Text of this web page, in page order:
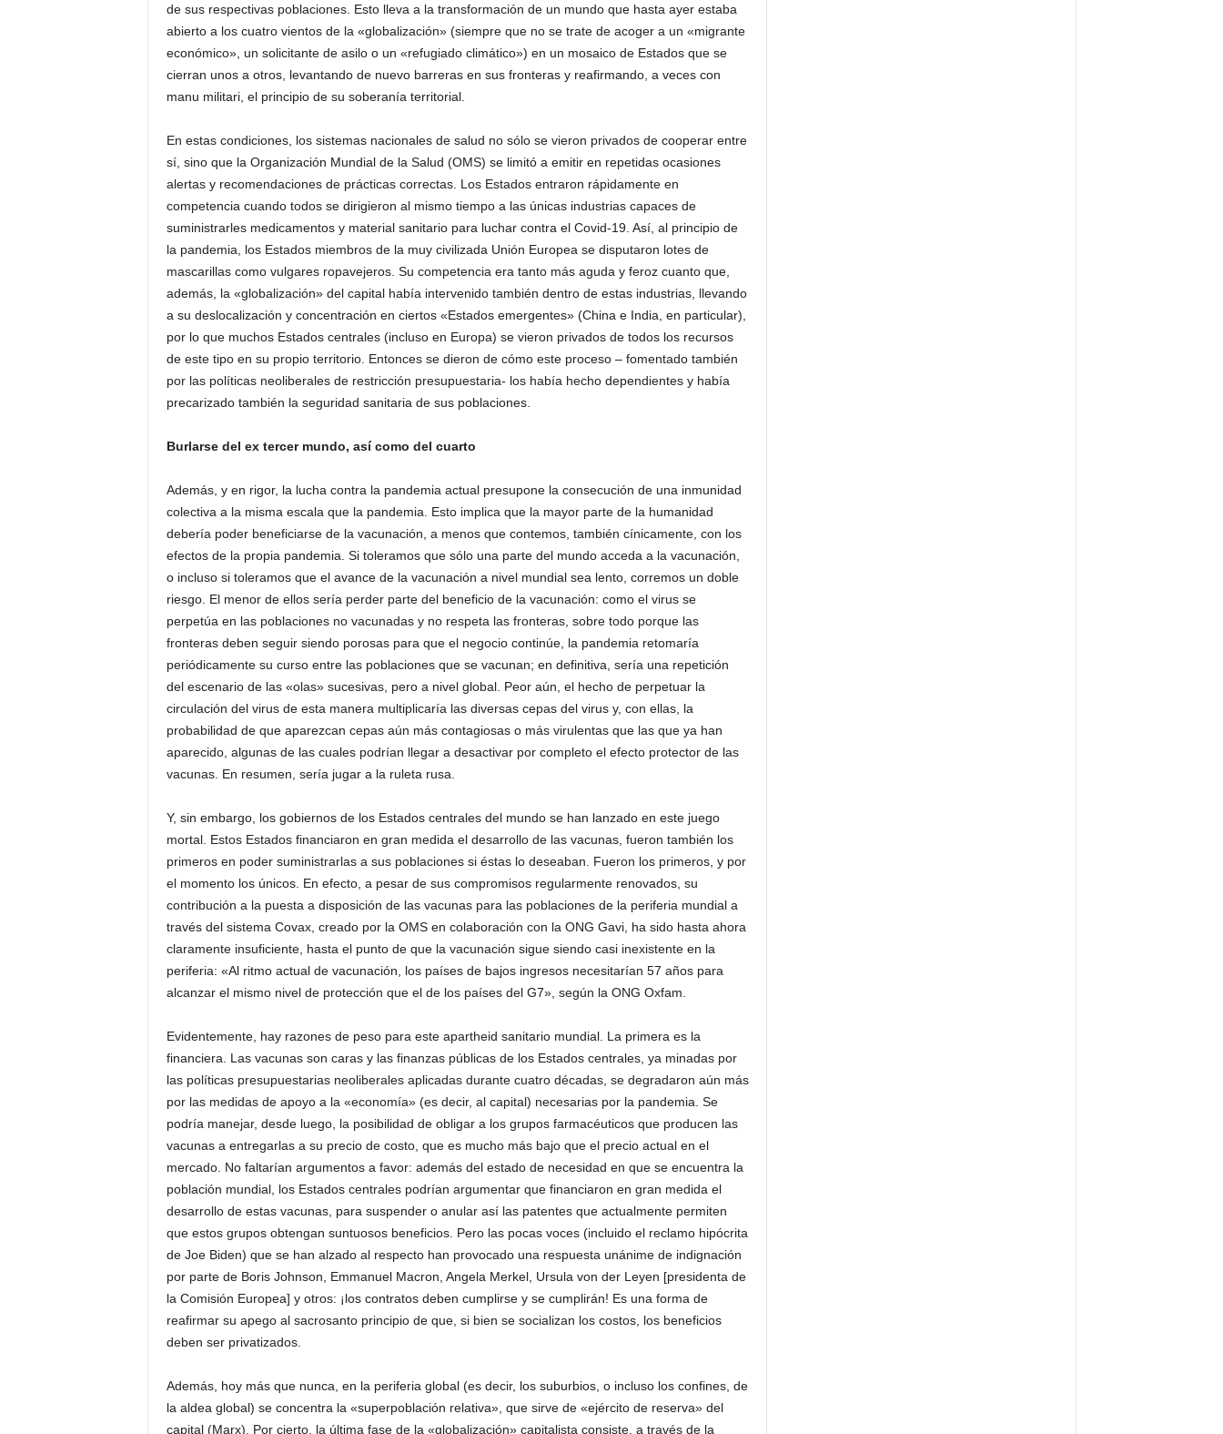
de sus respectivas poblaciones. Esto lleva a la transformación de un mundo que hasta ayer estaba
abierto a los cuatro vientos de la «globalización» (siempre que no se trate de acoger a un «migrante
económico», un solicitante de asilo o un «refugiado climático») en un mosaico de Estados que se
cierran unos a otros, levantando de nuevo barreras en sus fronteras y reafirmando, a veces con
manu militari, el principio de su soberanía territorial.
En estas condiciones, los sistemas nacionales de salud no sólo se vieron privados de cooperar entre
sí, sino que la Organización Mundial de la Salud (OMS) se limitó a emitir en repetidas ocasiones
alertas y recomendaciones de prácticas correctas. Los Estados entraron rápidamente en
competencia cuando todos se dirigieron al mismo tiempo a las únicas industrias capaces de
suministrarles medicamentos y material sanitario para luchar contra el Covid-19. Así, al principio de
la pandemia, los Estados miembros de la muy civilizada Unión Europea se disputaron lotes de
mascarillas como vulgares ropavejeros. Su competencia era tanto más aguda y feroz cuanto que,
además, la «globalización» del capital había intervenido también dentro de estas industrias, llevando
a su deslocalización y concentración en ciertos «Estados emergentes» (China e India, en particular),
por lo que muchos Estados centrales (incluso en Europa) se vieron privados de todos los recursos
de este tipo en su propio territorio. Entonces se dieron de cómo este proceso – fomentado también
por las políticas neoliberales de restricción presupuestaria- los había hecho dependientes y había
precarizado también la seguridad sanitaria de sus poblaciones.
Burlarse del ex tercer mundo, así como del cuarto
Además, y en rigor, la lucha contra la pandemia actual presupone la consecución de una inmunidad
colectiva a la misma escala que la pandemia. Esto implica que la mayor parte de la humanidad
debería poder beneficiarse de la vacunación, a menos que contemos, también cínicamente, con los
efectos de la propia pandemia. Si toleramos que sólo una parte del mundo acceda a la vacunación,
o incluso si toleramos que el avance de la vacunación a nivel mundial sea lento, corremos un doble
riesgo. El menor de ellos sería perder parte del beneficio de la vacunación: como el virus se
perpetúa en las poblaciones no vacunadas y no respeta las fronteras, sobre todo porque las
fronteras deben seguir siendo porosas para que el negocio continúe, la pandemia retomaría
periódicamente su curso entre las poblaciones que se vacunan; en definitiva, sería una repetición
del escenario de las «olas» sucesivas, pero a nivel global. Peor aún, el hecho de perpetuar la
circulación del virus de esta manera multiplicaría las diversas cepas del virus y, con ellas, la
probabilidad de que aparezcan cepas aún más contagiosas o más virulentas que las que ya han
aparecido, algunas de las cuales podrían llegar a desactivar por completo el efecto protector de las
vacunas. En resumen, sería jugar a la ruleta rusa.
Y, sin embargo, los gobiernos de los Estados centrales del mundo se han lanzado en este juego
mortal. Estos Estados financiaron en gran medida el desarrollo de las vacunas, fueron también los
primeros en poder suministrarlas a sus poblaciones si éstas lo deseaban. Fueron los primeros, y por
el momento los únicos. En efecto, a pesar de sus compromisos regularmente renovados, su
contribución a la puesta a disposición de las vacunas para las poblaciones de la periferia mundial a
través del sistema Covax, creado por la OMS en colaboración con la ONG Gavi, ha sido hasta ahora
claramente insuficiente, hasta el punto de que la vacunación sigue siendo casi inexistente en la
periferia: «Al ritmo actual de vacunación, los países de bajos ingresos necesitarían 57 años para
alcanzar el mismo nivel de protección que el de los países del G7», según la ONG Oxfam.
Evidentemente, hay razones de peso para este apartheid sanitario mundial. La primera es la
financiera. Las vacunas son caras y las finanzas públicas de los Estados centrales, ya minadas por
las políticas presupuestarias neoliberales aplicadas durante cuatro décadas, se degradaron aún más
por las medidas de apoyo a la «economía» (es decir, al capital) necesarias por la pandemia. Se
podría manejar, desde luego, la posibilidad de obligar a los grupos farmacéuticos que producen las
vacunas a entregarlas a su precio de costo, que es mucho más bajo que el precio actual en el
mercado. No faltarían argumentos a favor: además del estado de necesidad en que se encuentra la
población mundial, los Estados centrales podrían argumentar que financiaron en gran medida el
desarrollo de estas vacunas, para suspender o anular así las patentes que actualmente permiten
que estos grupos obtengan suntuosos beneficios. Pero las pocas voces (incluido el reclamo hipócrita
de Joe Biden) que se han alzado al respecto han provocado una respuesta unánime de indignación
por parte de Boris Johnson, Emmanuel Macron, Angela Merkel, Ursula von der Leyen [presidenta de
la Comisión Europea] y otros: ¡los contratos deben cumplirse y se cumplirán! Es una forma de
reafirmar su apego al sacrosanto principio de que, si bien se socializan los costos, los beneficios
deben ser privatizados.
Además, hoy más que nunca, en la periferia global (es decir, los suburbios, o incluso los confines, de
la aldea global) se concentra la «superpoblación relativa», que sirve de «ejército de reserva» del
capital (Marx). Por cierto, la última fase de la «globalización» capitalista consiste, a través de la